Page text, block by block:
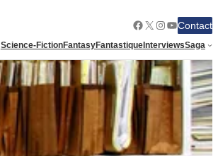
Facebook
X Instagram
YouTube
Contact
Science-FictionFantasyFantastiqueInterviewsSaga